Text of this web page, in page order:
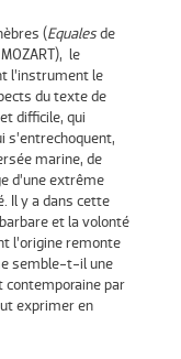
(Equalesde
le
l’instrument le
du texte de
difficile, qui
s’entrechoquent,
marine, de
d’une extrême
Il y a dans cette
et la volonté
l’origine remonte
semble-t-il une
contemporaine par
exprimer en